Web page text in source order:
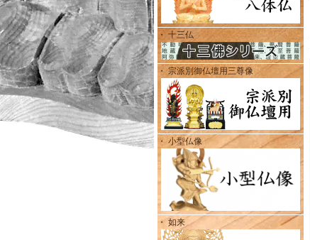
・ 十三仏
・ 宗派別御仏壇用三尊像
・ 小型仏像
・ 如来